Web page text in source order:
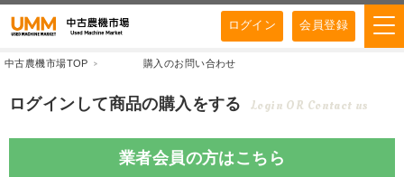
ログイン 会員登録
中古農機市場TOP 購入のお問い合わせ
ログインして商品の購入をする Login OR Contact us
業者会員の方はこちら